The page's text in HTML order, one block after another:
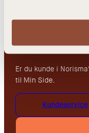
Hvis du ønsker å
Er du kunde i
til Min Side.
Kundeservice